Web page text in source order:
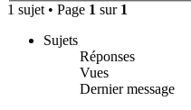
1 sujet • Page 1 sur 1
Sujets
Réponses
Vues
Dernier message